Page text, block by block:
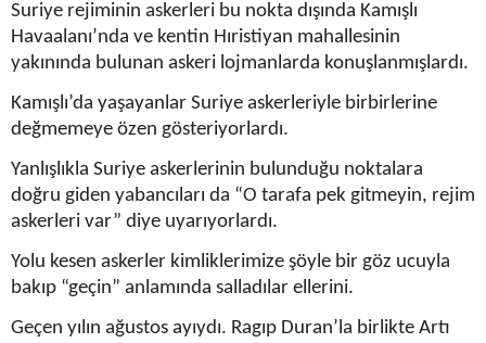
Suriye rejiminin askerleri bu nokta dışında Kamışlı
Havaalanı’nda ve kentin Hıristiyan mahallesinin
yakınında bulunan askeri lojmanlarda konuşlanmışlardı.
Kamışlı’da yaşayanlar Suriye askerleriyle birbirlerine
değmemeye özen gösteriyorlardı.
Yanlışlıkla Suriye askerlerinin bulunduğu noktalara
doğru giden yabancıları da “O tarafa pek gitmeyin, rejim
askerleri var” diye uyarıyorlardı.
Yolu kesen askerler kimliklerimize şöyle bir göz ucuyla
bakıp “geçin” anlamında salladılar ellerini.
Geçen yılın ağustos ayıydı. Ragıp Duran’la birlikte Artı